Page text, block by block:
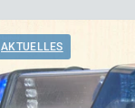
AKTUELLES